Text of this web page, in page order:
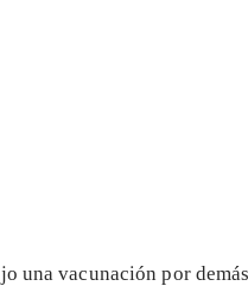
una vacunación por